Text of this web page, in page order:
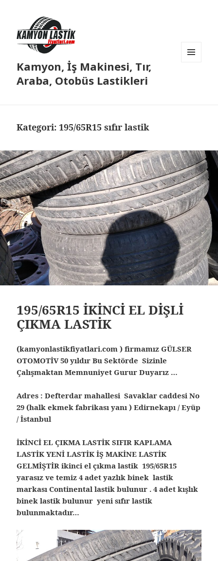
Kamyon, İş Makinesi, Tır,
Araba, Otobüs Lastikleri
Kategori:195/65R15 sıfır lastik
195/65R15 İKİNCİ EL DİŞLİ
ÇIKMA LASTİK
(kamyonlastikfiyatlari.com ) firmamız GÜLSER
OTOMOTİV 50 yıldır Bu Sektörde Sizinle
Çalışmaktan Memnuniyet Gurur Duyarız …
Adres : Defterdar mahallesi Savaklar caddesi No
29 (halk ekmek fabrikası yanı ) Edirnekapı / Eyüp
/ İstanbul
İKİNCİ EL ÇIKMA LASTİK SIFIR KAPLAMA
LASTİK YENİ LASTİK İŞ MAKİNE LASTİK
GELMİŞTİR ikinci el çıkma lastik 195/65R15
yarasız ve temiz 4 adet yazlık binek lastik
markası Continental lastik bulunur . 4 adet kışlık
binek lastik bulunur yeni sıfır lastik
bulunmaktadır…